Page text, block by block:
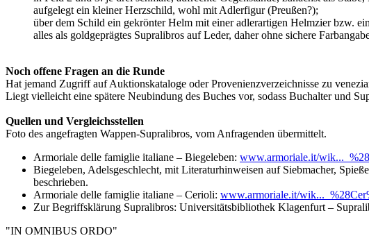
aufgelegt ein kleiner Herzschild, wohl mit Adlerfigur (Preußen?);
über dem Schild ein gekrönter Helm mit einer adlerartigen Helmzier bzw.
alles als goldgeprägtes Supralibros auf Leder, daher ohne sichere
Noch offene Fragen an die Runde
Hat jemand Zugriff auf Auktionskataloge oder Provenienzverzeichnisse zu
Liegt vielleicht eine spätere Neubindung des Buches vor, sodass Buchalter und
Quellen und Vergleichsstellen
Foto des angefragten Wappen-Supralibros, vom Anfragenden übermittelt.
Armoriale delle famiglie italiane – Biegeleben: www.armoriale.it/
Biegeleben, Adelsgeschlecht, mit Literaturhinweisen auf Siebmacher,
beschrieben.
Armoriale delle famiglie italiane – Cerioli: www.armoriale.it/
Zur Begriffsklärung Supralibros: Universitätsbibliothek Klagenfurt –
"IN OMNIBUS ORDO"